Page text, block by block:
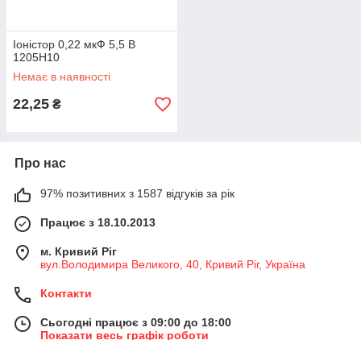
Іоністор 0,22 мкФ 5,5 В
1205H10
Немає в наявності
22,25 ₴
Про нас
97% позитивних з 1587 відгуків за рік
Працює з 18.10.2013
м. Кривий Ріг
вул.Володимира Великого, 40, Кривий Ріг, Україна
Контакти
Сьогодні працює з 09:00 до 18:00
Показати весь графік роботи